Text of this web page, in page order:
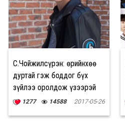
С.Чойжилсүрэн: Өөрийнхөө
дуртай гэж боддог бүх
зүйлээ оролдож үзээрэй
1277 14588 2017-05-26